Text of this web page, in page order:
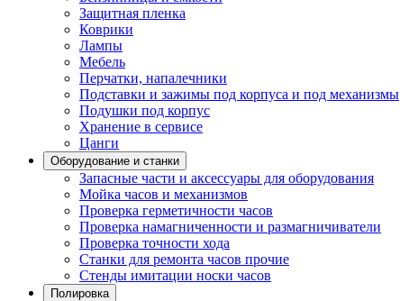
Защитная пленка
Коврики
Лампы
Мебель
Перчатки, напалечники
Подставки и зажимы под корпуса и под механизмы
Подушки под корпус
Хранение в сервисе
Цанги
Оборудование и станки
Запасные части и аксессуары для оборудования
Мойка часов и механизмов
Проверка герметичности часов
Проверка намагниченности и размагничиватели
Проверка точности хода
Станки для ремонта часов прочие
Стенды имитации носки часов
Полировка